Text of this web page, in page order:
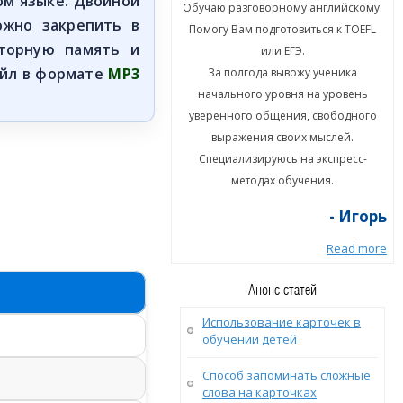
закрепить в
память и
в формате MP3
разговорному английскому.
Вам подготовиться к TOEFL
или ЕГЭ.
полгода вывожу ученика
общения, свободного
Обучаю разговорному английскому.
Помогу Вам подготовиться к TOEFL
или ЕГЭ.
За полгода вывожу ученика
начального уровня на уровень
уверенного общения, свободного
выражения своих мыслей.
Специализируюсь на экспресс-
методах обучения.
- Игорь
Read more
Анонс статей
Использование карточек в
обучении детей
Способ запоминать сложные
слова на карточках